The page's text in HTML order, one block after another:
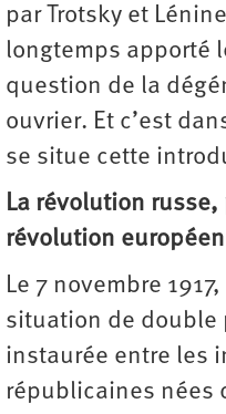
par Trotsky et
longtemps apporté
question de la
ouvrier. Et c’est
se situe cette
La révolution russe,
révolution
Le 7 novembre
situation de double
instaurée entre les
républicaines nées